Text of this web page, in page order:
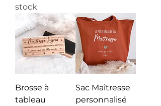
stock
Brosse à
tableau
Sac Maîtresse
personnalisé